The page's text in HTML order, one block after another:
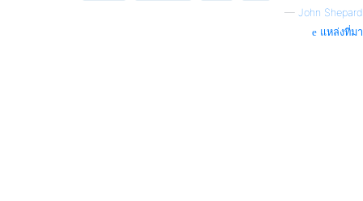
— John Shepard
แหล่งที่มา